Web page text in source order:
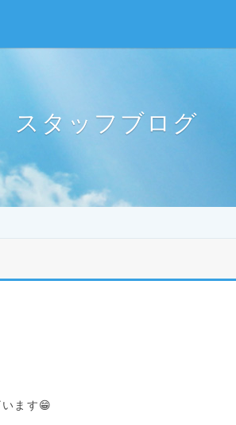
スタッフブログ
ます😁